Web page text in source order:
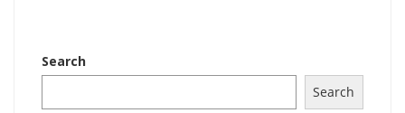
Search
Search